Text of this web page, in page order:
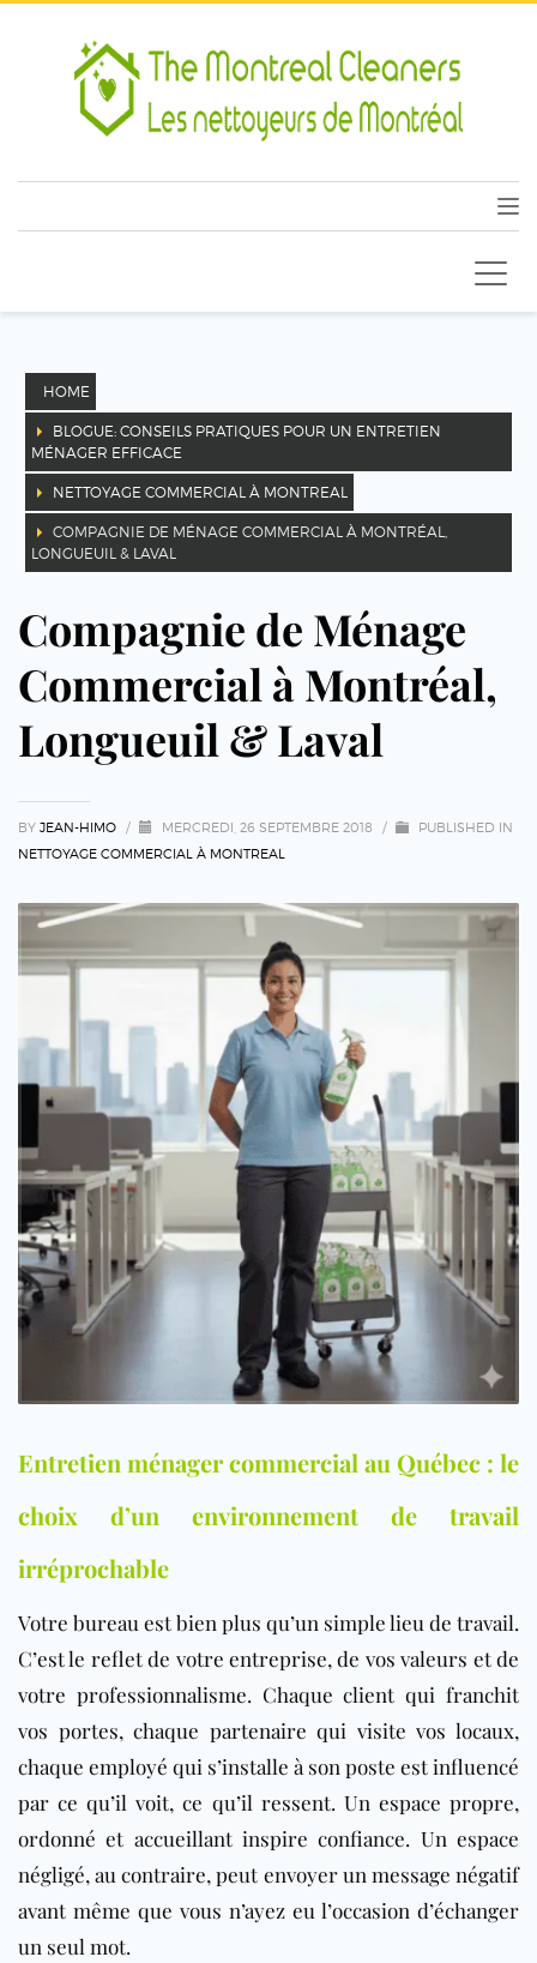
HOME
BLOGUE: CONSEILS PRATIQUES POUR UN ENTRETIEN
MÉNAGER EFFICACE
NETTOYAGE COMMERCIAL À MONTREAL
COMPAGNIE DE MÉNAGE COMMERCIAL À MONTRÉAL,
LONGUEUIL & LAVAL
Compagnie de Ménage
Commercial à Montréal,
Longueuil & Laval
BY JEAN-HIMO / MERCREDI, 26 SEPTEMBRE 2018 /
PUBLISHED IN
NETTOYAGE COMMERCIAL À MONTREAL
Entretien ménager commercial au Québec : le
choix d’un environnement de travail
irréprochable
Votre bureau est bien plus qu’un simple lieu de travail.
C’est le reflet de votre entreprise, de vos valeurs et de
votre professionnalisme. Chaque client qui franchit
vos portes, chaque partenaire qui visite vos locaux,
chaque employé qui s’installe à son poste est influencé
par ce qu’il voit, ce qu’il ressent. Un espace propre,
ordonné et accueillant inspire confiance. Un espace
négligé, au contraire, peut envoyer un message négatif
avant même que vous n’ayez eu l’occasion d’échanger
un seul mot.